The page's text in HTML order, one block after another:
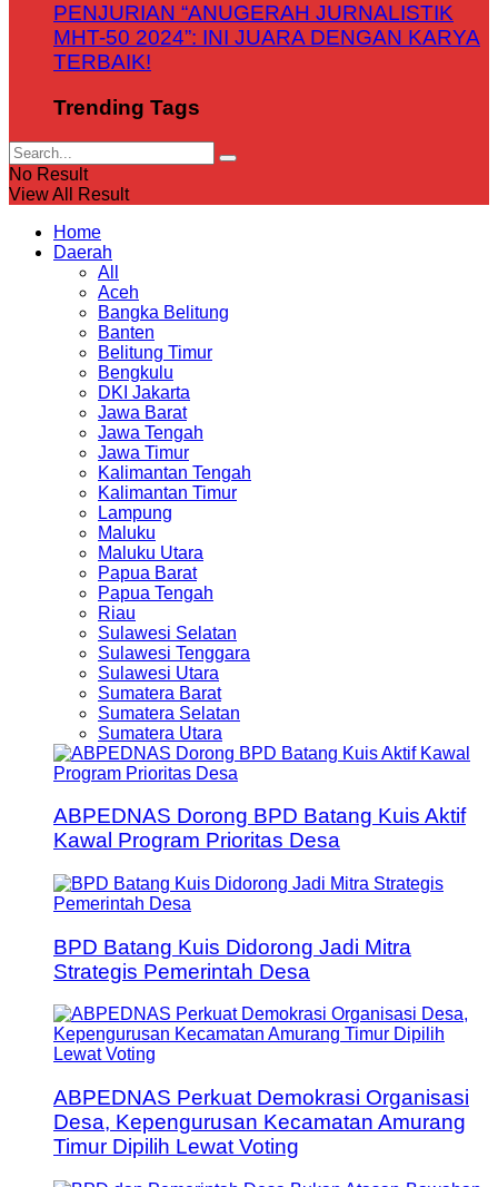
PENJURIAN “ANUGERAH JURNALISTIK
MHT-50 2024”: INI JUARA DENGAN KARYA
TERBAIK!
Trending Tags
No Result
View All Result
Home
Daerah
All
Aceh
Bangka Belitung
Banten
Belitung Timur
Bengkulu
DKI Jakarta
Jawa Barat
Jawa Tengah
Jawa Timur
Kalimantan Tengah
Kalimantan Timur
Lampung
Maluku
Maluku Utara
Papua Barat
Papua Tengah
Riau
Sulawesi Selatan
Sulawesi Tenggara
Sulawesi Utara
Sumatera Barat
Sumatera Selatan
Sumatera Utara
ABPEDNAS Dorong BPD Batang Kuis Aktif
Kawal Program Prioritas Desa
BPD Batang Kuis Didorong Jadi Mitra
Strategis Pemerintah Desa
ABPEDNAS Perkuat Demokrasi Organisasi
Desa, Kepengurusan Kecamatan Amurang
Timur Dipilih Lewat Voting